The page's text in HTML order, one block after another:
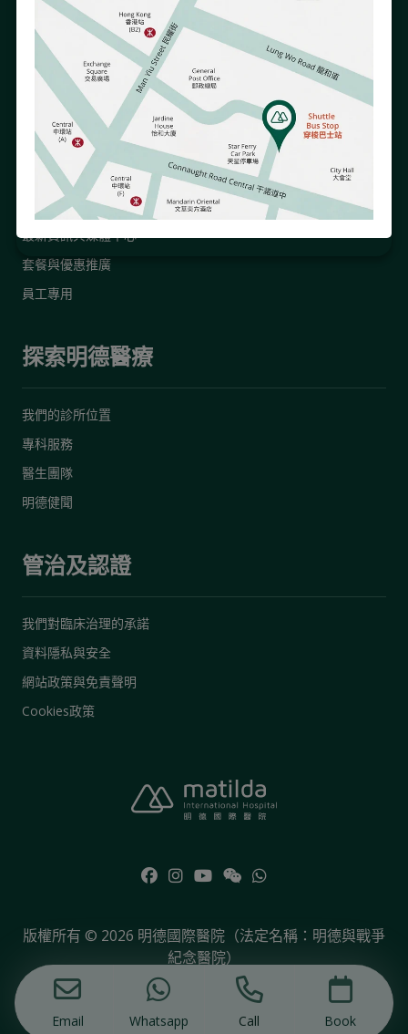
如需了解更多有關我們使用您的資料方式，請參閱我們的《隱私政策
關於我們
慈善活動
最新資訊與媒體中心
套餐與優惠推廣
員工專用
探索明德醫療
我們的診所位置
專科服務
醫生團隊
明德健聞
管治及認證
我們對臨床治理的承諾
資料隱私與安全
網站政策與免責聲明
Cookies政策
版權所有 © 2026 明德國際醫院（法定名稱：明德與戰爭
紀念醫院）
Email Whatsapp Call Book